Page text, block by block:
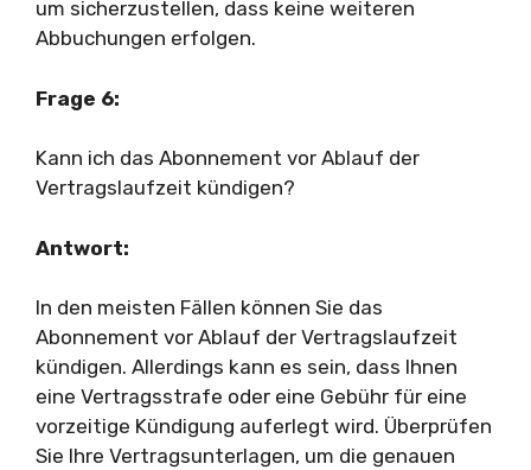
um sicherzustellen, dass keine weiteren
Abbuchungen erfolgen.
Frage 6:
Kann ich das Abonnement vor Ablauf der
Vertragslaufzeit kündigen?
Antwort:
In den meisten Fällen können Sie das
Abonnement vor Ablauf der Vertragslaufzeit
kündigen. Allerdings kann es sein, dass Ihnen
eine Vertragsstrafe oder eine Gebühr für eine
vorzeitige Kündigung auferlegt wird. Überprüfen
Sie Ihre Vertragsunterlagen, um die genauen